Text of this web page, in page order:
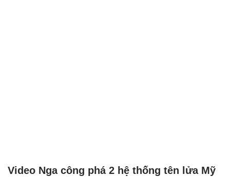
Video Nga công phá 2 hệ thống tên lửa Mỹ